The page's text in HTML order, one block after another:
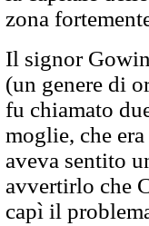
zona
Il signor
(un genere di
fu chiamato
moglie, che
aveva sentito
avvertirlo che
capì il